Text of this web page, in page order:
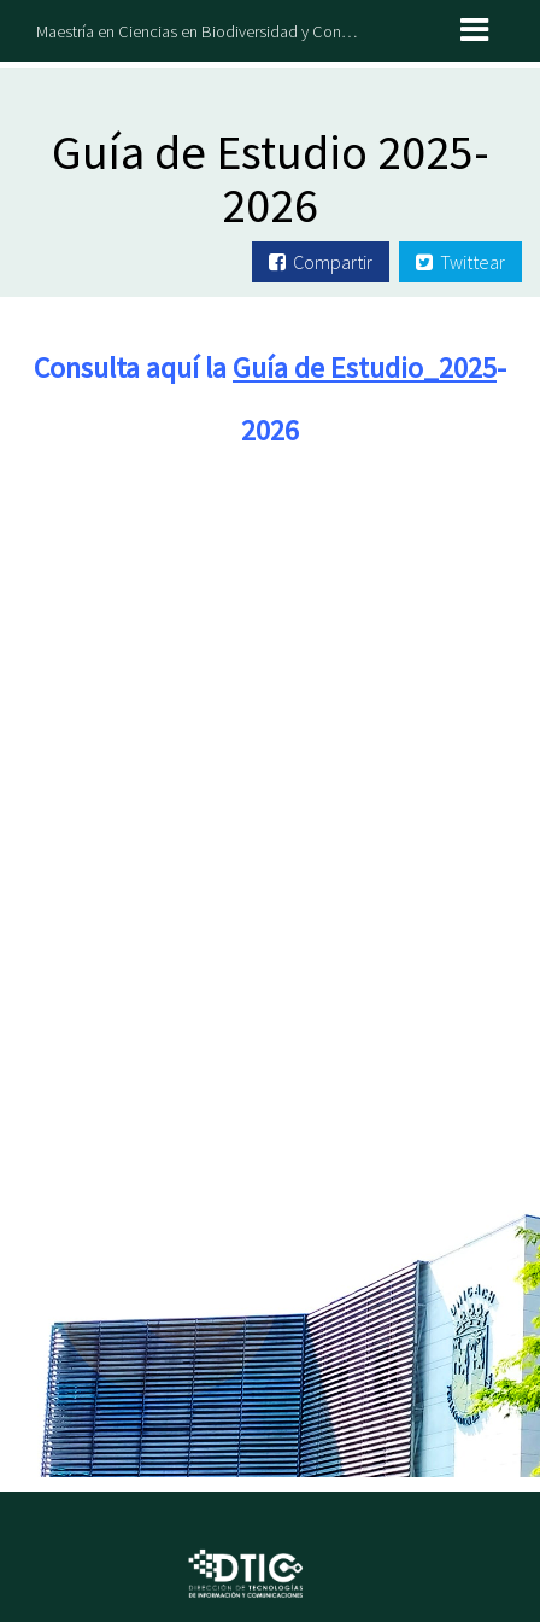
Maestría en Ciencias en Biodiversidad y Conservación de Ecosistemas Tropicales
Guía de Estudio 2025-
2026
Compartir Twittear
Consulta aquí la Guía de Estudio_2025-
2026